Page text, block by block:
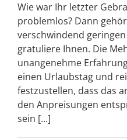
Wie war Ihr letzter
problemlos? Dann
verschwindend
gratuliere Ihnen. Die
unangenehme
einen Urlaubstag und
festzustellen, dass das
den Anpreisungen
sein [...]